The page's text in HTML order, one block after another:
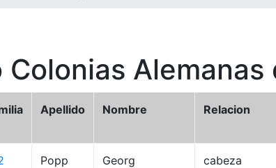
Colonias Alemanas
Apellido Nombre Relacion
Popp Georg cabeza